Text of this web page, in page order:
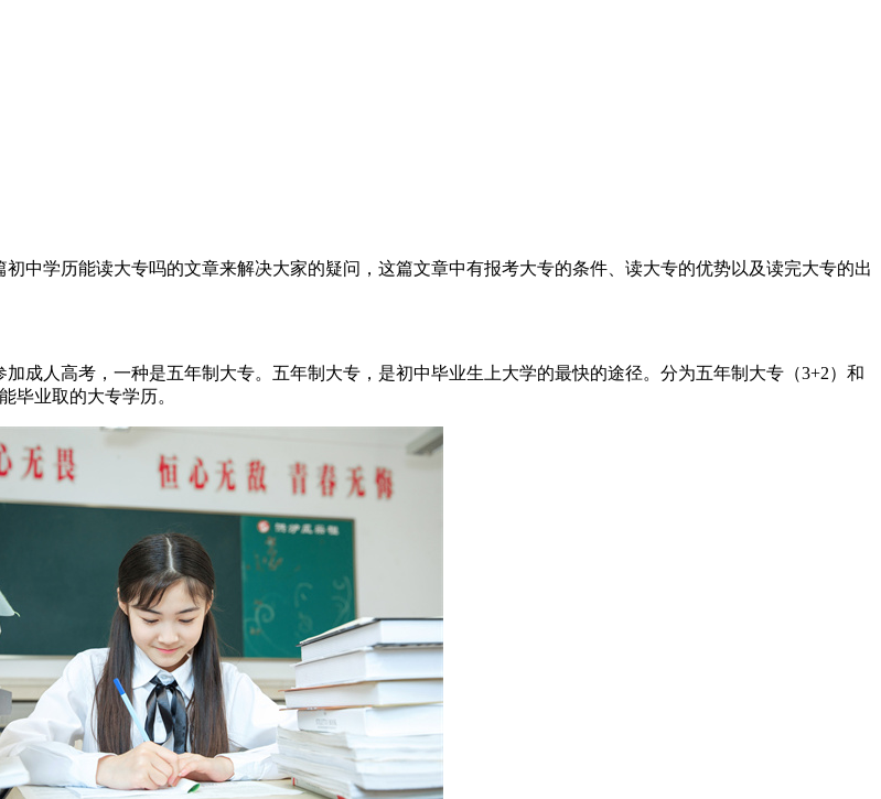
中学历能读大专吗的文章来解决大家的疑问，这篇文章中有报考大专的条件、读大专的优势以及读完大专的出
成人高考，一种是五年制大专。五年制大专，是初中毕业生上大学的最快的途径。分为五年制大专（3+2）和
毕业取的大专学历。